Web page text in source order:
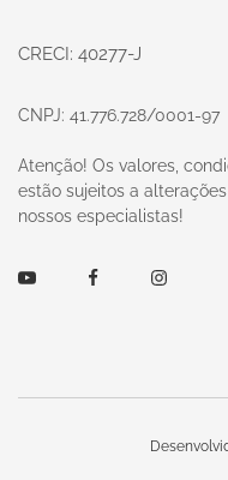
CRECI: 40277-J
CNPJ: 41.776.728/0001-97
Atenção! Os valores,
estão sujeitos a
nossos especialistas!
Youtube FacebookInstagram